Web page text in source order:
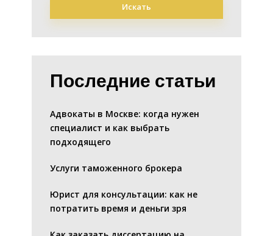
Искать
Последние статьи
Адвокаты в Москве: когда нужен
специалист и как выбрать
подходящего
Услуги таможенного брокера
Юрист для консультации: как не
потратить время и деньги зря